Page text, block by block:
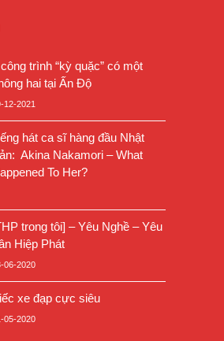
trình “kỳ quặc” có một
hai tại Ấn Độ
12-2021
hát ca sĩ hàng đầu Nhật
Akina Nakamori – What
To Her?
trong tôi] – Yêu Nghề – Yêu
Hiệp Phát
06-2020
xe đạp cực siêu
05-2020